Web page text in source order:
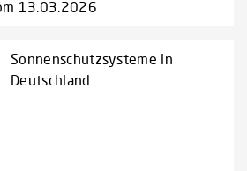
13.03.2026
Sonnenschutzsysteme in
Deutschland